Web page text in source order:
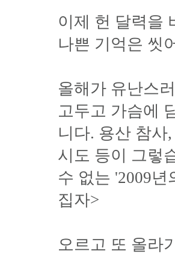
이제 헌 달력을
나쁜 기억은 씻
올해가 유난스
고두고 가슴에
니다. 용산 참사
시도 등이 그렇
수 없는 '2009
집자>
오르고 또 올라